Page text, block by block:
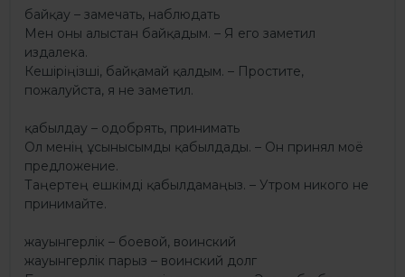
байқау – замечать, наблюдать
Мен оны алыстан байқадым. – Я его заметил
издалека.
Кешіріңізші, байқамай қалдым. – Простите,
пожалуйста, я не заметил.
қабылдау – одобрять, принимать
Ол менің ұсынысымды қабылдады. – Он принял моё
предложение.
Таңертең ешкімді қабылдамаңыз. – Утром никого не
принимайте.
жауынгерлік – боевой, воинский
жауынгерлік парыз – воинский долг